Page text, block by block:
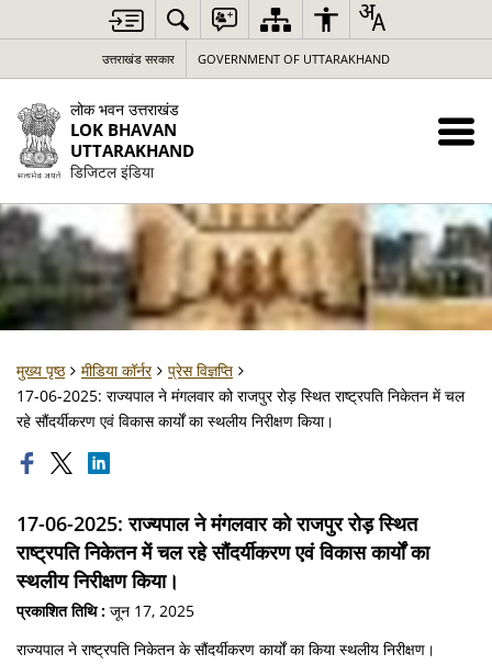
उत्तराखंड सरकार GOVERNMENT OF UTTARAKHAND
लोक भवन उत्तराखंड
LOK BHAVAN
UTTARAKHAND
डिजिटल इंडिया
मुख्य पृष्ठ मीडिया कॉर्नर
प्रेस विज्ञप्ति
17-06-2025: राज्यपाल ने मंगलवार को राजपुर रोड़ स्थित राष्ट्रपति निकेतन में चल
रहे सौंदर्यीकरण एवं विकास कार्यों का स्थलीय निरीक्षण किया।
17-06-2025: राज्यपाल ने मंगलवार को राजपुर रोड़ स्थित
राष्ट्रपति निकेतन में चल रहे सौंदर्यीकरण एवं विकास कार्यों का
स्थलीय निरीक्षण किया।
प्रकाशित तिथि : जून 17, 2025
राज्यपाल ने राष्ट्रपति निकेतन के सौंदर्यीकरण कार्यों का किया स्थलीय निरीक्षण।